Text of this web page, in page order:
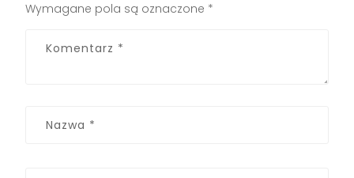
Wymagane pola są oznaczone *